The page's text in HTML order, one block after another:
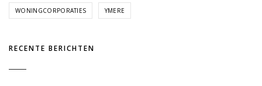
WONINGCORPORATIES YMERE
RECENTE BERICHTEN